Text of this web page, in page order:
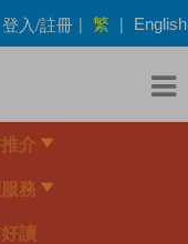
登入/註冊 | 繁 | English
介
務
讀